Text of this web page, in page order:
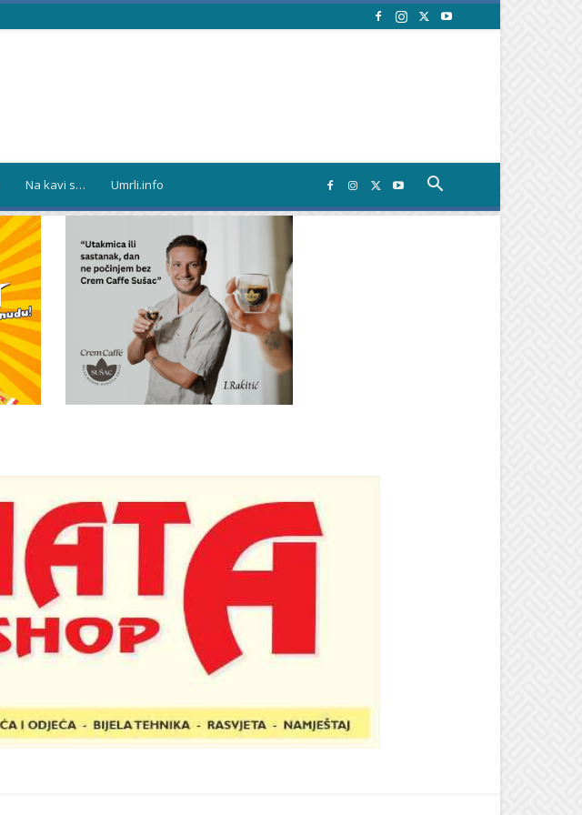
Na kavi s… Umrli.info